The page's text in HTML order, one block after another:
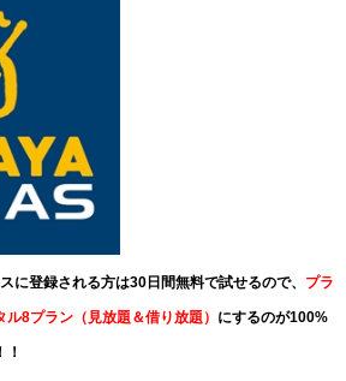
に登録される方は30日間無料で試せるので、 プラ
8プラン（見放題＆借り放題） にするのが100%